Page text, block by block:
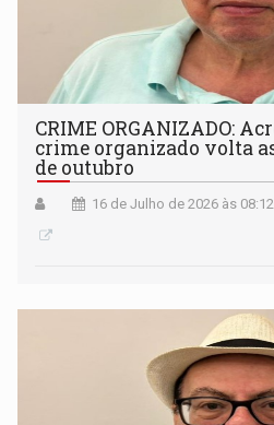
CRIME ORGANIZADO:
crime organizado volta
de outubro
16 de Julho de 2026 às 08:12